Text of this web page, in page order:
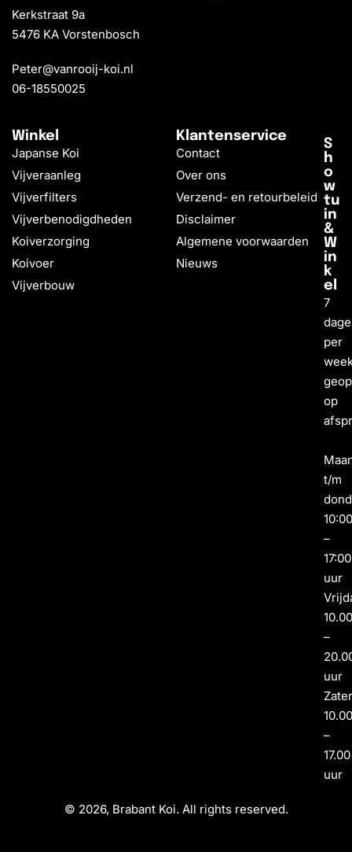
Kerkstraat 9a
5476 KA Vorstenbosch
Peter@vanrooij-koi.nl
06-18550025
Winkel
Japanse Koi
Vijveraanleg
Vijverfilters
Vijverbenodigdheden
Koiverzorging
Koivoer
Vijverbouw
Klantenservice
Contact
Over ons
Verzend- en retourbeleid
Disclaimer
Algemene voorwaarden
Nieuws
S
h
o
w
tu
in
&
W
in
k
el
7
per
op
t/m
–
17:00
uur
–
uur
–
17.00
uur
© 2026, Brabant Koi. All rights reserved.